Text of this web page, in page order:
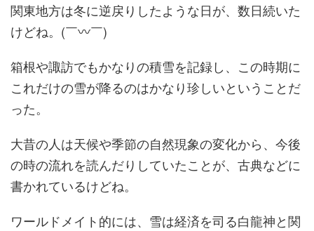
関東地方は冬に逆戻りしたような日が、数日続いた
けどね。(￣〰￣)
箱根や諏訪でもかなりの積雪を記録し、この時期に
これだけの雪が降るのはかなり珍しいということだ
った。
大昔の人は天候や季節の自然現象の変化から、今後
の時の流れを読んだりしていたことが、古典などに
書かれているけどね。
ワールドメイト的には、雪は経済を司る白龍神と関